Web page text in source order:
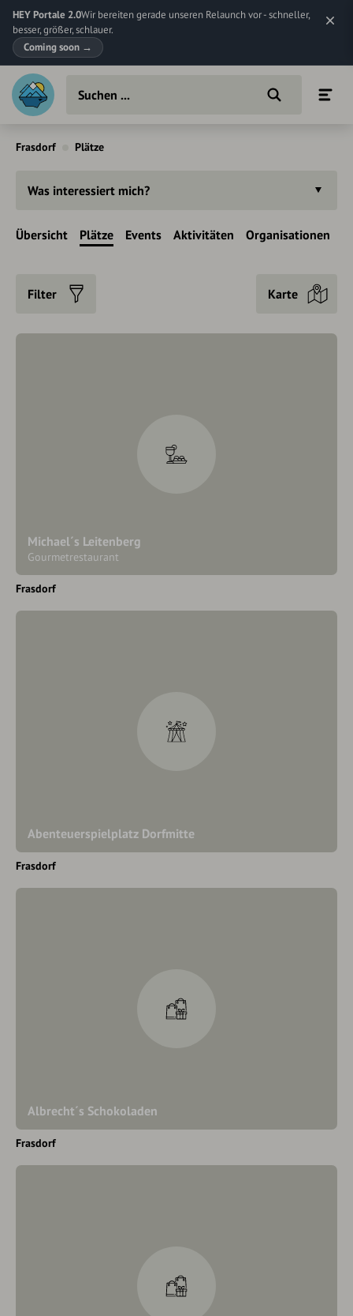
HEY Portale 2.0Wir bereiten gerade unseren Relaunch vor - schneller,
besser, größer, schlauer.
Coming soon →
Frasdorf Plätze
Was interessiert mich?
Übersicht Plätze Events Aktivitäten Organisationen
Filter Karte
Michael´s Leitenberg
Gourmetrestaurant
Frasdorf
Abenteuerspielplatz Dorfmitte
Frasdorf
Albrecht´s Schokoladen
Frasdorf